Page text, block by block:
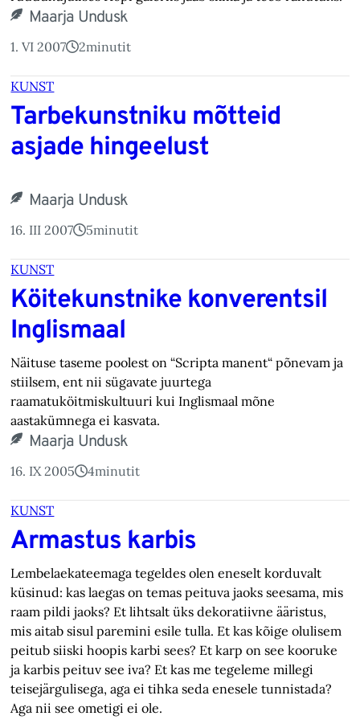
Maarja Undusk
1. VI 2007 2minutit
KUNST
Tarbekunstniku mõtteid
asjade hingeelust
Maarja Undusk
16. III 2007 5minutit
KUNST
Köitekunstnike konverentsil
Inglismaal
Näituse taseme poolest on “Scripta manent“ põnevam ja
stiilsem, ent nii sügavate juurtega
raamatuköitmiskultuuri kui Inglismaal mõne
aastakümnega ei kasvata.
Maarja Undusk
16. IX 2005 4minutit
KUNST
Armastus karbis
Lembelaekateemaga tegeldes olen eneselt korduvalt
küsinud: kas laegas on temas peituva jaoks seesama, mis
raam pildi jaoks? Et lihtsalt üks dekoratiivne ääristus,
mis aitab sisul paremini esile tulla. Et kas kõige olulisem
peitub siiski hoopis karbi sees? Et karp on see kooruke
ja karbis peituv see iva? Et kas me tegeleme millegi
teisejärgulisega, aga ei tihka seda enesele tunnistada?
Aga nii see ometigi ei ole.